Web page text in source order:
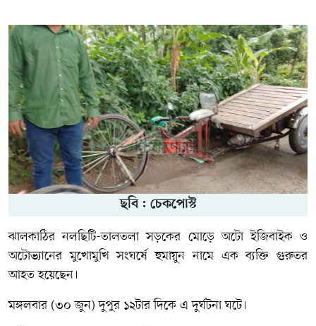
ছবি : চেকপোস্ট
ঝালকাঠির নলছিটি-তালতলা সড়কের মোড়ে অটো ইজিবাইক ও
অটোভ্যানের মুখোমুখি সংঘর্ষে হুমায়ুন নামে এক ব্যক্তি গুরুতর
আহত হয়েছেন।
মঙ্গলবার (৩০ জুন) দুপুর ১২টার দিকে এ দুর্ঘটনা ঘটে।